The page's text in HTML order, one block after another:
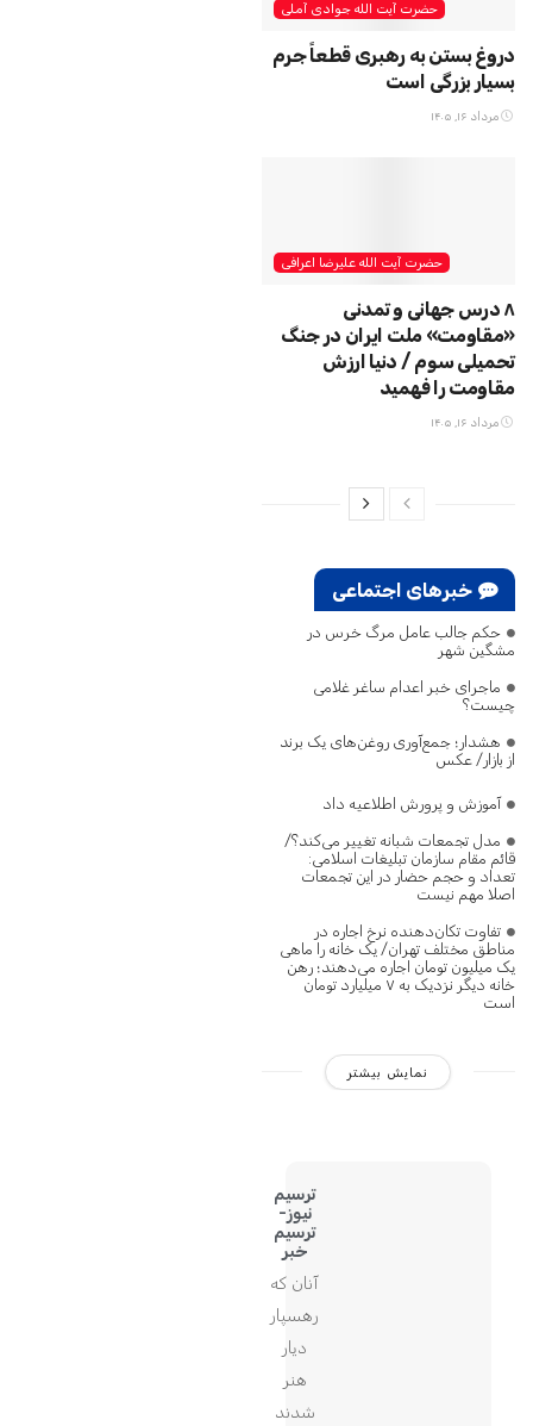
حضرت آیت الله جوادی آملی
دروغ بستن به رهبری قطعاً جرم
بسیار بزرگی است
مرداد ۱۶, ۱۴۰۵
حضرت آیت الله علیرضا اعرافی
۸ درس جهانی و تمدنی
«مقاومت» ملت ایران در جنگ
تحمیلی سوم / دنیا ارزش
مقاومت را فهمید
مرداد ۱۶, ۱۴۰۵
خبرهای اجتماعی
حکم جالب عامل مرگ خرس در
مشگین‌ شهر
ماجرای خبر اعدام ساغر غلامی
چیست؟
هشدار؛ جمع‌آوری روغن‌های یک برند
از بازار/ عکس
آموزش و پرورش اطلاعیه داد
مدل تجمعات شبانه تغییر می‌کند؟/
قائم مقام سازمان تبلیغات اسلامی:
تعداد و حجم حضار در این تجمعات
اصلا مهم نیست
تفاوت تکان‌دهنده نرخ اجاره در
مناطق مختلف تهران/ یک خانه را ماهی
یک میلیون تومان اجاره می‌دهند؛ رهن
خانه دیگر نزدیک به ۷ میلیارد تومان
است
نمایش بیشتر
ترسیم
نیوز-
ترسیم
خبر
آنان که
رهسپار
دیار
هنر
شدند